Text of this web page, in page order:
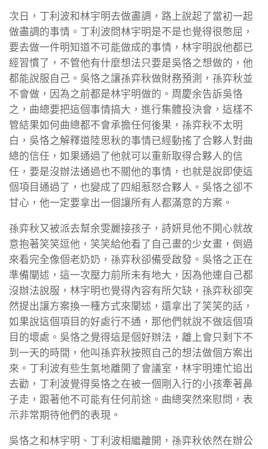
次日，丁利波和林宇明去做盡調，路上說起了當初一起
做盡調的事情。丁利波問林宇明是不是也覺得很憋屈，
要去做一件明知道不可能做成的事情，林宇明說他都已
經習慣了，不管他有什麼想法只要是吳恪之想做的，他
都能說服自己。吳恪之讓孫弈秋做財務預測，孫弈秋並
不會做，因為之前都是林宇明做的。周慶余告訴吳恪
之，曲總要把這個事情搞大，進行集體投決會，這樣不
管結果如何曲總都不會承擔任何後果，孫弈秋不太明
白，吳恪之解釋道陸思秋的事情已經動搖了合夥人對曲
總的信任，如果通過了他就可以重新取得合夥人的信
任，要是沒辦法通過也不關他的事情，也就是說即使這
個項目通過了，也變成了四組惹怒合夥人。吳恪之卻不
甘心，他一定要拿出一個讓所有人都滿意的方案。
孫弈秋又被派去幫余雯麗接孩子，詩妍見他不開心就故
意抱著笑笑逗他，笑笑給他看了自己畫的少女畫，倒過
來看完全像個老奶奶，孫弈秋卻備受啟發。吳恪之正在
準備闡述，這一次壓力前所未有地大，因為他連自己都
沒辦法說服，林宇明也覺得內容有所欠缺，孫弈秋卻突
然提出讓方案換一種方式來闡述，還拿出了笑笑的話，
如果說這個項目的好處行不通，那他們就說不做這個項
目的壞處。吳恪之覺得這是個好辦法，離上會只剩下不
到一天的時間，他叫孫弈秋按照自己的想法做個方案出
來。丁利波有些生氣地離開了會議室，林宇明連忙追出
去勸，丁利波覺得吳恪之在被一個剛入行的小孩牽著鼻
子走，跟著他不可能有任何前途。曲總突然來慰問，表
示非常期待他們的表現。
吳恪之和林宇明、丁利波相繼離開，孫弈秋依然在辦公